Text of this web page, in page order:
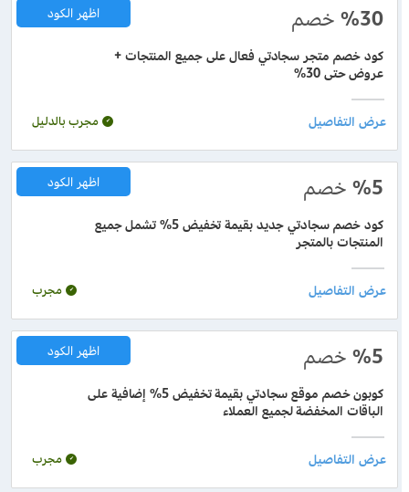
%30 خصم
كود خصم متجر سجادتي فعال على جميع المنتجات +
عروض حتى 30%
اظهر الكود
مجرب بالدليل
%5 خصم
كود خصم سجادتي جديد بقيمة تخفيض 5% تشمل جميع
المنتجات بالمتجر
اظهر الكود
مجرب
%5 خصم
كوبون خصم موقع سجادتي بقيمة تخفيض 5% إضافية على
الباقات المخفضة لجميع العملاء
اظهر الكود
مجرب